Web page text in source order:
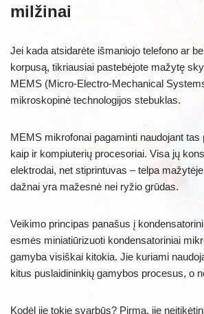
milžinai
Jei kada atsidarėte išmaniojo telefono ar
korpusą, tikriausiai pastebėjote mažytę
MEMS (Micro-Electro-Mechanical
mikroskopinė technologijos stebuklas.
MEMS mikrofonai pagaminti naudojant tas
kaip ir kompiuterių procesoriai. Visa jų
elektrodai, net stiprintuvas – telpa
dažnai yra mažesnė nei ryžio grūdas.
Veikimo principas panašus į
esmės miniatiūrizuoti kondensatoriniai
gamyba visiškai kitokia. Jie kuriami
kitus puslaidininkių gamybos procesus, o
Kodėl jie tokie svarbūs? Pirma, jie